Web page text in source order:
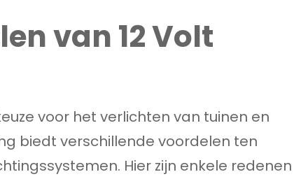
van 12 Volt
voor het verlichten van tuinen en
biedt verschillende voordelen ten
Hier zijn enkele redenen